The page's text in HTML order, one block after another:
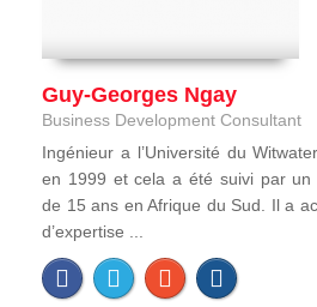
Guy-Georges Ngay
Business Development Consultant
Ingénieur a l’Université du
en 1999 et cela a été suivi par un
de 15 ans en Afrique du Sud. Il a
d’expertise ...